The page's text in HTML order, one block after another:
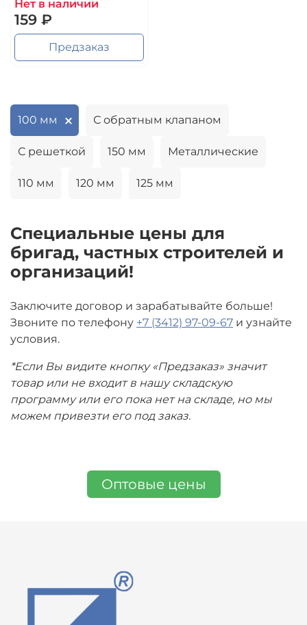
Нет в наличии
159 ₽
Предзаказ
100 мм С обратным клапаном
С решеткой 150 мм Металлические
110 мм 120 мм 125 мм
Специальные цены для
бригад, частных строителей и
организаций!
Заключите договор и зарабатывайте больше!
Звоните по телефону +7 (3412) 97-09-67 и узнайте
условия.
*Если Вы видите кнопку «Предзаказ» значит
товар или не входит в нашу складскую
программу или его пока нет на складе, но мы
можем привезти его под заказ.
Оптовые цены